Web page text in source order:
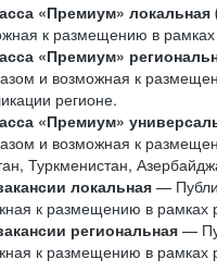
«Премиум»
к размещению в рамках
«Премиум»
и возможная к
регионе.
«Премиум»
и возможная к
Туркменистан,
локальная —
к размещению в рамках
региональная —
к размещению в рамках